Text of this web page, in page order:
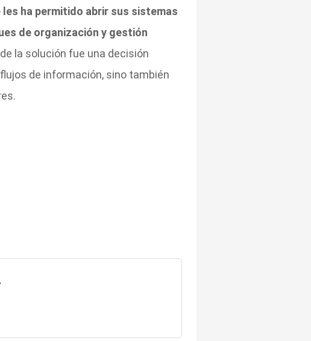
ha permitido abrir sus sistemas
de organización y gestión
la solución fue una decisión
de información, sino también